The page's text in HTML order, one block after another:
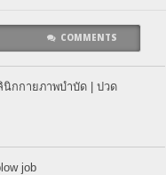
COMMENTS
นิกกายภาพบำบัด | ปวด
job